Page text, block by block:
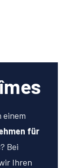
einem
für
? Bei
Ihren